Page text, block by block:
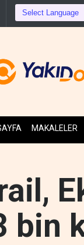
Gazeteci
MAKALELER
bin